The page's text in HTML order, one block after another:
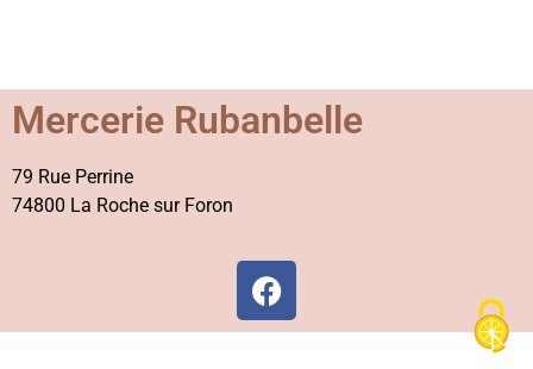
Mercerie Rubanbelle
79 Rue Perrine
74800 La Roche sur Foron